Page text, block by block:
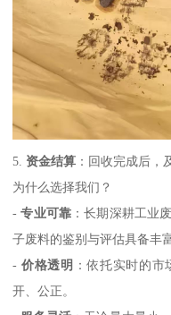
5. 资金结算 ：回收完成后，
为什么选择我们？
-专业可靠 ：长期深耕工业
子废料的鉴别与评估具备丰
- 价格透明 ：依托实时的
开、公正。